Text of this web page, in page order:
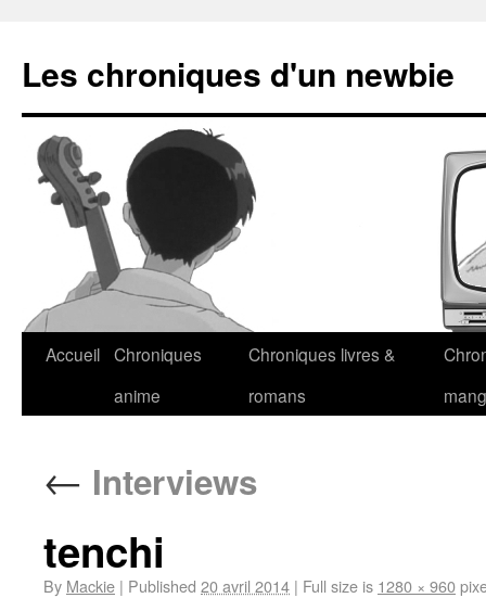
Les chroniques d'un newbie
Accueil Chroniques
anime
Chroniques livres &
romans
← Interviews
tenchi
By Mackie | Published 20 avril 2014 | Full size is 1280 × 960